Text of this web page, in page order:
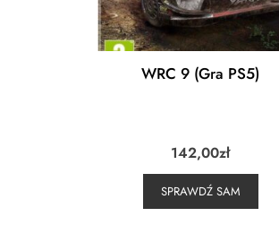
WRC 9 (Gra PS5)
142,00zł
SPRAWDŹ SAM